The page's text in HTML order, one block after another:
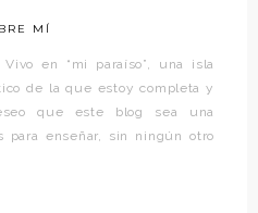
MÍ
en “mi paraíso”, una isla
de la que estoy completa y
que este blog sea una
para enseñar, sin ningún otro